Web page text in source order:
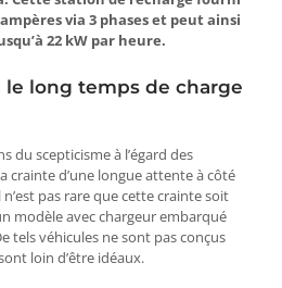
ampères via 3 phases et peut ainsi
22 kW par heure.
le long temps de charge
du scepticisme à l’égard des
crainte d’une longue attente à côté
pas rare que cette crainte soit
modèle avec chargeur embarqué
tels véhicules ne sont pas conçus
loin d’être idéaux.